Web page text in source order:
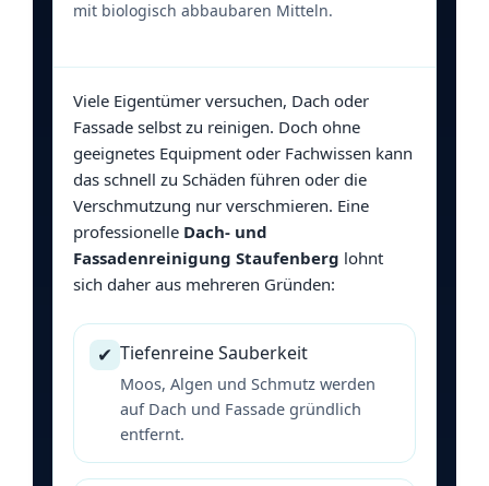
mit biologisch abbaubaren Mitteln.
Viele Eigentümer versuchen, Dach oder
Fassade selbst zu reinigen. Doch ohne
geeignetes Equipment oder Fachwissen kann
das schnell zu Schäden führen oder die
Verschmutzung nur verschmieren. Eine
professionelle Dach- und
Fassadenreinigung Staufenberg lohnt
sich daher aus mehreren Gründen:
✔ Tiefenreine Sauberkeit
Moos, Algen und Schmutz werden
auf Dach und Fassade gründlich
entfernt.